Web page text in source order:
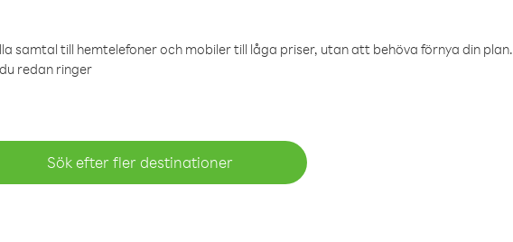
samtal till hemtelefoner och mobiler till låga priser, utan att behöva förnya din plan.
redan ringer
Sök efter fler destinationer